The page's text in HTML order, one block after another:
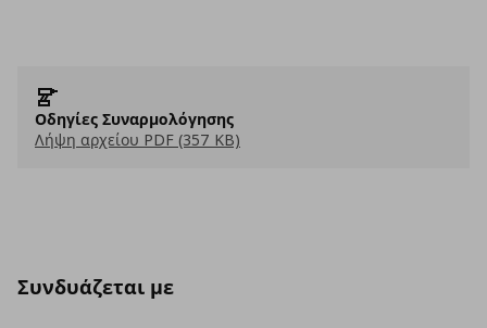
Οδηγίες Συναρμολόγησης
Λήψη αρχείου PDF (357 KB)
Συνδυάζεται με